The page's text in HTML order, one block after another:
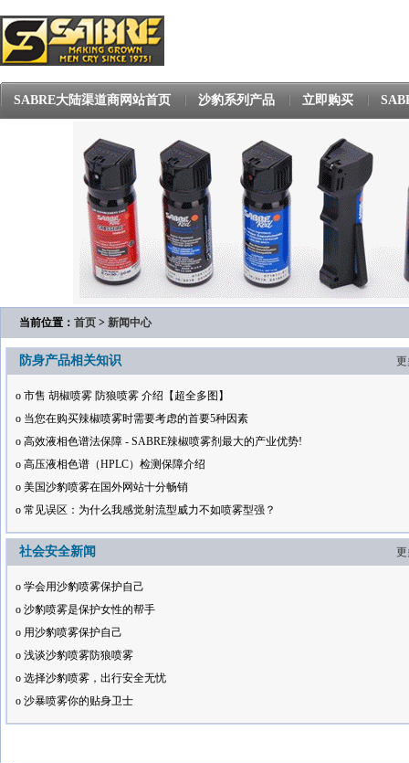
SABRE大陆渠道商网站首页 沙豹系列产品 立即购买
当前位置： 首页 > 新闻中心
防身产品相关知识
o 市售 胡椒喷雾 防狼喷雾 介绍【超全多图】
o 当您在购买辣椒喷雾时需要考虑的首要5种因素
o 高效液相色谱法保障 - SABRE辣椒喷雾剂最大的产业优势!
o 高压液相色谱（HPLC）检测保障介绍
o 美国沙豹喷雾在国外网站十分畅销
o 常见误区：为什么我感觉射流型威力不如喷雾型强？
社会安全新闻
o 学会用沙豹喷雾保护自己
o 沙豹喷雾是保护女性的帮手
o 用沙豹喷雾保护自己
o 浅谈沙豹喷雾防狼喷雾
o 选择沙豹喷雾，出行安全无忧
o 沙暴喷雾你的贴身卫士